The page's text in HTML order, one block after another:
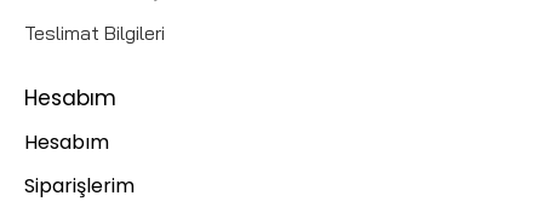
Teslimat Bilgileri
Hesabım
Hesabım
Siparişlerim